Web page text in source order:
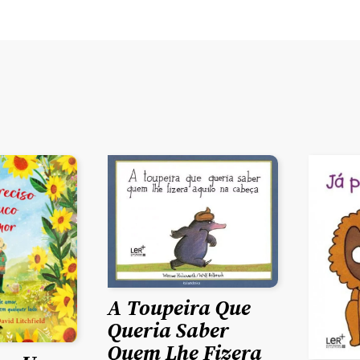
A Toupeira Que
Queria Saber
Quem Lhe Fizera